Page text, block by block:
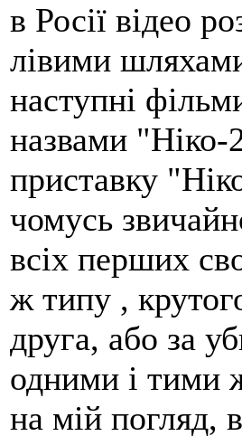
в Росії відео
лівими
наступні
назвами
приставку
чомусь
всіх перших
ж типу ,
друга, або за
одними і тими
на мій погляд,